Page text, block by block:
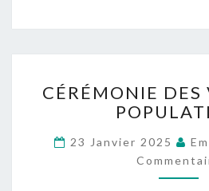
DES
LA
CÉRÉMONIE
23 Janvier 2025